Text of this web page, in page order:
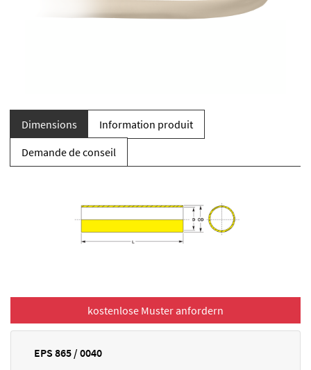
Dimensions
Information produit
Demande de conseil
EPS 865 / 0040